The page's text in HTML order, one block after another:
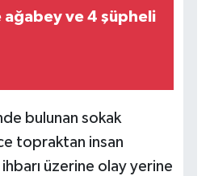
ve 4 şüpheli
bulunan sokak
topraktan insan
üzerine olay yerine